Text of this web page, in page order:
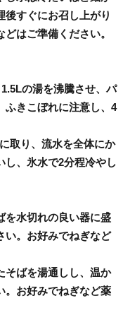
後すぐにお召し上がり
はご準備ください。
の湯を沸騰させ、パ
ふきこぼれに注意し、4
取り、流水を全体にか
し、氷水で2分程冷やし
水切れの良い器に盛
い。お好みでねぎなど
ばを湯通しし、温か
。お好みでねぎなど薬